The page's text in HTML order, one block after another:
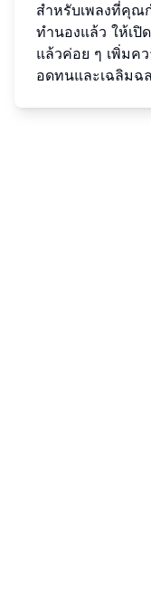
สำหรับเพลงที่คุณ
ทำนองแล้ว ให้เปิ
แล้วค่อย ๆ เพิ่มค
อดทนและเฉลิมฉ